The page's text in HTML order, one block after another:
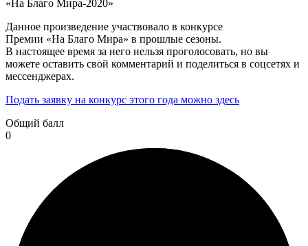
«На Благо Мира-2020»
Данное произведение участвовало в конкурсе
Премии «На Благо Мира» в прошлые сезоны.
В настоящее время за него нельзя проголосовать, но вы
можете оставить свой комментарий и поделиться в соцсетях и
мессенджерах.
Подать заявку на конкурс этого года можно здесь
Общий балл
0